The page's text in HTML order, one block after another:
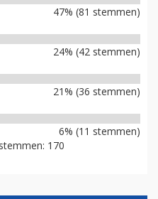
47% (81 stemmen)
24% (42 stemmen)
21% (36 stemmen)
6% (11 stemmen)
170